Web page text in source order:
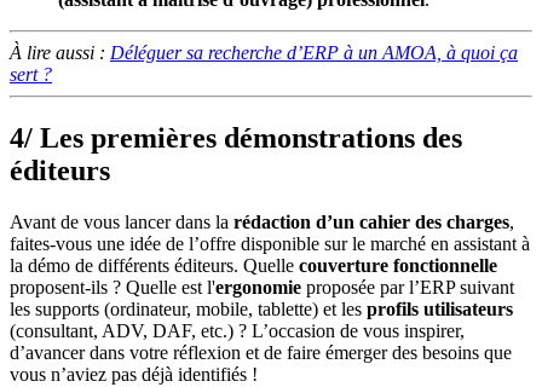
À lire aussi : Déléguer sa recherche d’ERP à un AMOA, à quoi ça
sert ?
4/ Les premières démonstrations des
éditeurs
Avant de vous lancer dans la rédaction d’un cahier des charges,
faites-vous une idée de l’offre disponible sur le marché en assistant à
la démo de différents éditeurs. Quelle couverture fonctionnelle
proposent-ils ? Quelle est l'ergonomie proposée par l’ERP suivant
les supports (ordinateur, mobile, tablette) et les profils utilisateurs
(consultant, ADV, DAF, etc.) ? L’occasion de vous inspirer,
d’avancer dans votre réflexion et de faire émerger des besoins que
vous n’aviez pas déjà identifiés !